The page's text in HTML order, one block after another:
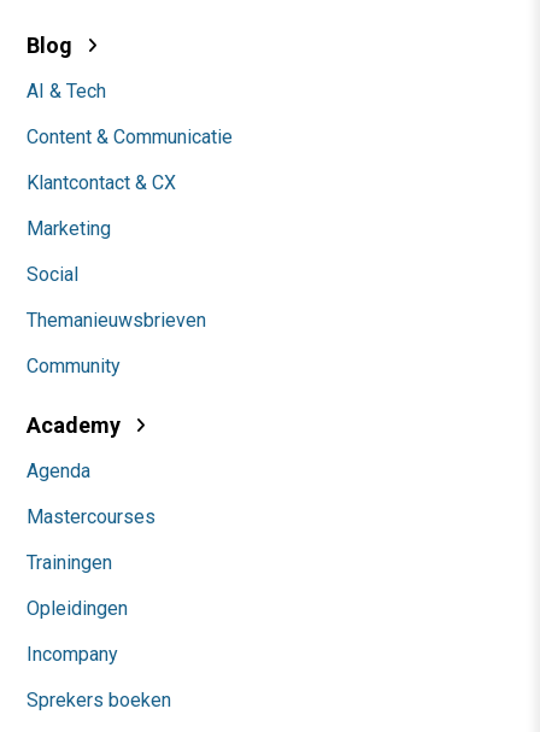
Blog
AI & Tech
Content & Communicatie
Klantcontact & CX
Marketing
Social
Themanieuwsbrieven
Community
Academy
Agenda
Mastercourses
Trainingen
Opleidingen
Incompany
Sprekers boeken